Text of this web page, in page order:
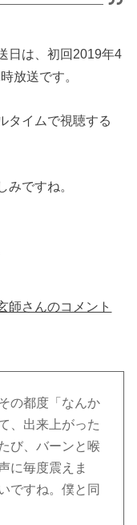
日は、初回2019年4
放送です。
タイムで視聴する
みですね。
師さんのコメント
の都度「なんか
、出来上がった
び、バーンと喉
に毎度震えま
ですね。僕と同